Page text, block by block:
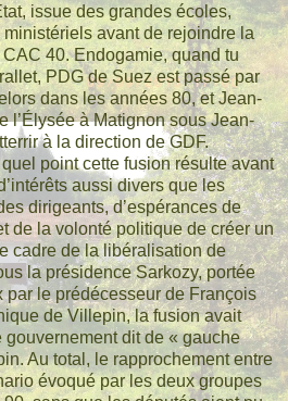
issue des grandes écoles,
avant de rejoindre la
40. Endogamie, quand tu
PDG de Suez est passé par
dans les années 80, et Jean-
l’Élysée à Matignon sous Jean-
à la direction de GDF.
quel point cette fusion résulte avant
aussi divers que les
dirigeants, d’espérances de
de la volonté politique de créer un
cadre de la libéralisation de
la présidence Sarkozy, portée
par le prédécesseur de François
de Villepin, la fusion avait
dit de « gauche
Au total, le rapprochement entre
évoqué par les deux groupes